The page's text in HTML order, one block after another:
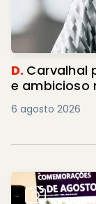
D. Carvalhal
e ambicioso
6 agosto 2026